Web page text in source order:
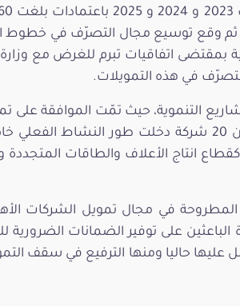
ثم وقع توسيع مجال التصرّف في خطوط
اتفاقيات تبرم للغرض مع وزارة
في هذه التمويلات.
شركة عن طريق البنك التونسي للتضامن منها أكثر من 20 شركة دخلت طور
مجالات أخرى كقطاع انتاج الأعلاف والطاقات
المطروحة في مجال تمويل الشركات
على توفير الضمانات الضرورية
عليها حاليا ومنها الترفيع في سقف